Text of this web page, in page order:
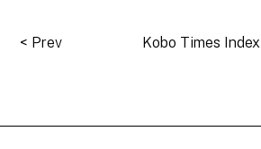
< Prev Kobo Times Index